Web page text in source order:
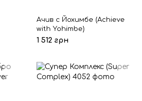
Ачив с Йохимбе (Achieve
with Yohimbe)
1 512 грн